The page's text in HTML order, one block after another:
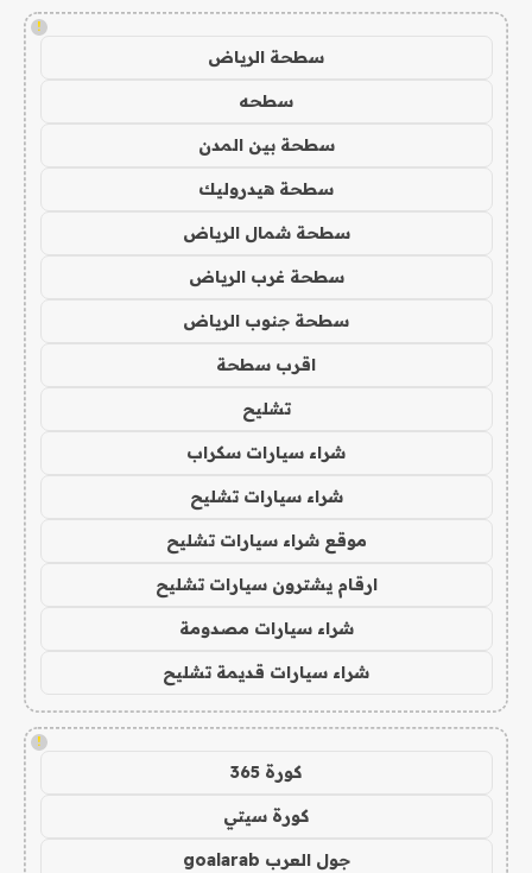
!
سطحة الرياض
سطحه
سطحة بين المدن
سطحة هيدروليك
سطحة شمال الرياض
سطحة غرب الرياض
سطحة جنوب الرياض
اقرب سطحة
تشليح
شراء سيارات سكراب
شراء سيارات تشليح
موقع شراء سيارات تشليح
ارقام يشترون سيارات تشليح
شراء سيارات مصدومة
شراء سيارات قديمة تشليح
!
كورة 365
كورة سيتي
جول العرب goalarab